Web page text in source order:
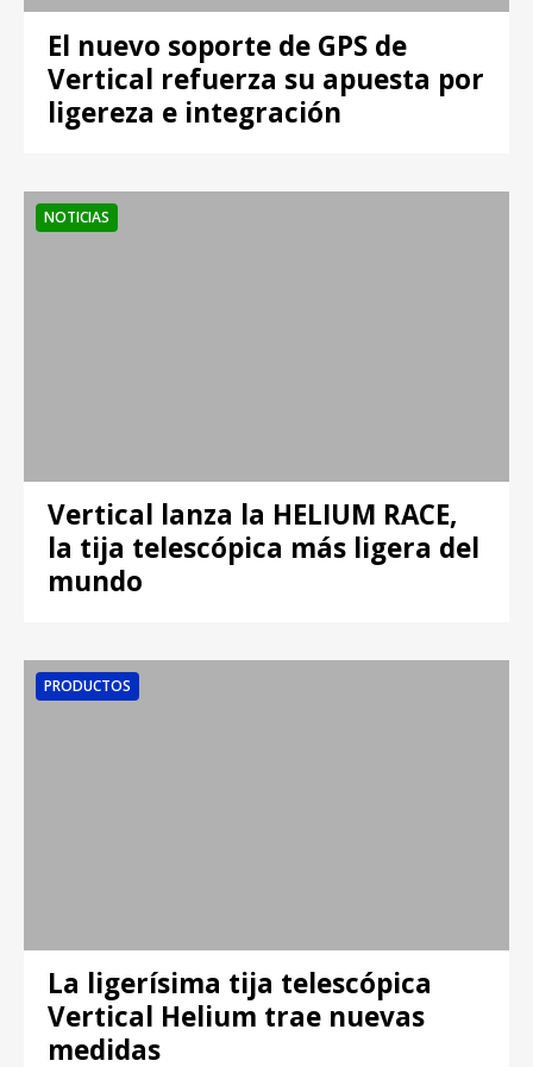
El nuevo soporte de GPS de
Vertical refuerza su apuesta por
ligereza e integración
NOTICIAS
Vertical lanza la HELIUM RACE,
la tija telescópica más ligera del
mundo
PRODUCTOS
La ligerísima tija telescópica
Vertical Helium trae nuevas
medidas